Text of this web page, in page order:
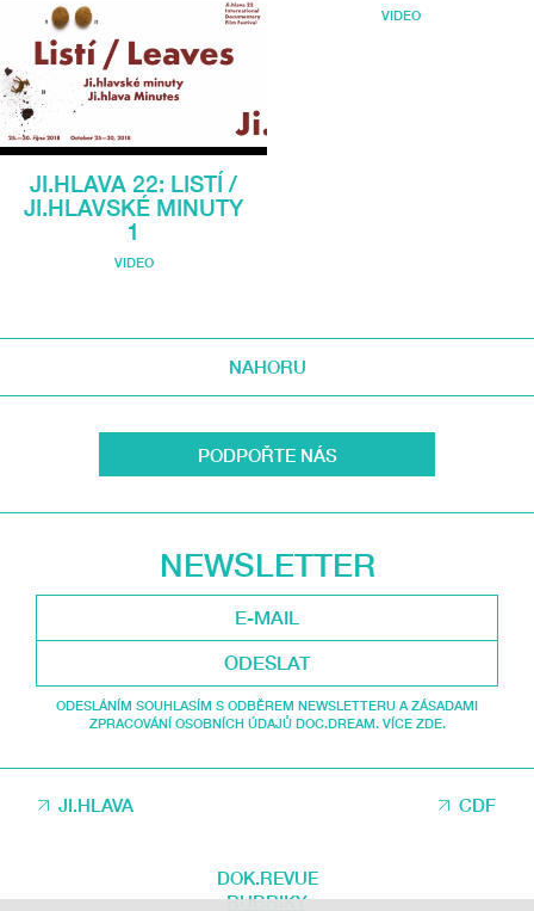
JI.HLAVA 22: LISTÍ /
JI.HLAVSKÉ MINUTY
1
VIDEO
VIDEO
NAHORU
PODPOŘTE NÁS
NEWSLETTER
ODESLAT
ODESLÁNÍM SOUHLASÍM S ODBĚREM NEWSLETTERU A ZÁSADAMI
ZPRACOVÁNÍ OSOBNÍCH ÚDAJŮ DOC.DREAM. VÍCE ZDE.
JI.HLAVA CDF
DOK.REVUE
RUBRIKY